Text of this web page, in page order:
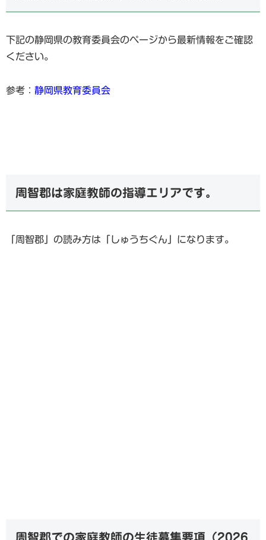
下記の静岡県の教育委員会のページから最新情報をご確認
ください。
参考： 静岡県教育委員会
周智郡は家庭教師の指導エリアです。
「周智郡」の読み方は「しゅうちぐん」になります。
周智郡での家庭教師の生徒募集要項（2026